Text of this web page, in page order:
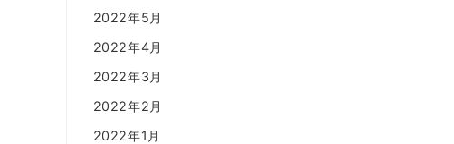
2022年5月
2022年4月
2022年3月
2022年2月
2022年1月